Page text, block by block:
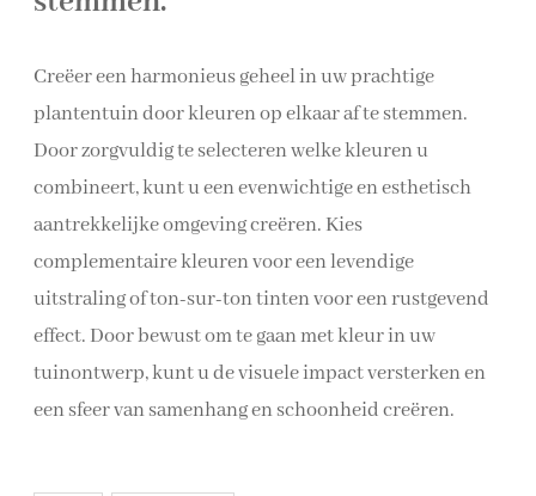
Creëer een harmonieus geheel in uw prachtige
plantentuin door kleuren op elkaar af te stemmen.
Door zorgvuldig te selecteren welke kleuren u
combineert, kunt u een evenwichtige en esthetisch
aantrekkelijke omgeving creëren. Kies
complementaire kleuren voor een levendige
uitstraling of ton-sur-ton tinten voor een rustgevend
effect. Door bewust om te gaan met kleur in uw
tuinontwerp, kunt u de visuele impact versterken en
een sfeer van samenhang en schoonheid creëren.